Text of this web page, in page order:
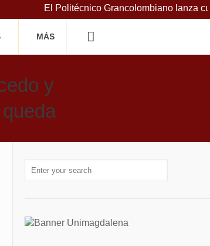
El Politécnico Grancolombiano lanza
MÁS
y